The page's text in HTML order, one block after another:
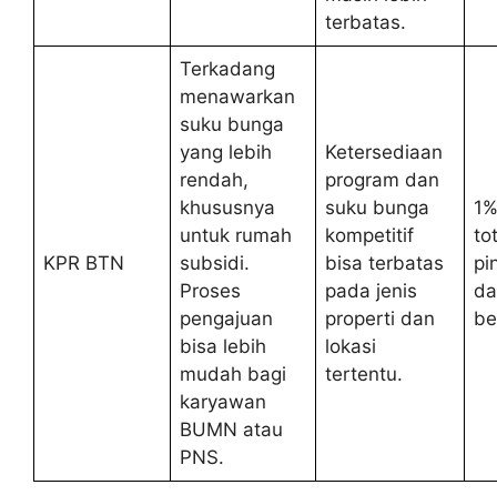
terbatas.
KPR BTN
Terkadang
menawarkan
suku bunga
yang lebih
rendah,
khususnya
untuk rumah
subsidi.
Proses
pengajuan
bisa lebih
mudah bagi
karyawan
BUMN atau
PNS.
Ketersediaan
program dan
suku bunga
kompetitif
bisa terbatas
pada jenis
properti dan
lokasi
tertentu.